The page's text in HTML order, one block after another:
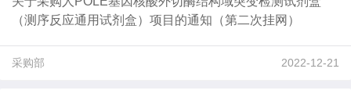
（测序反应通用试剂盒）项目的通知（第二次挂网）
采购部 2022-12-21